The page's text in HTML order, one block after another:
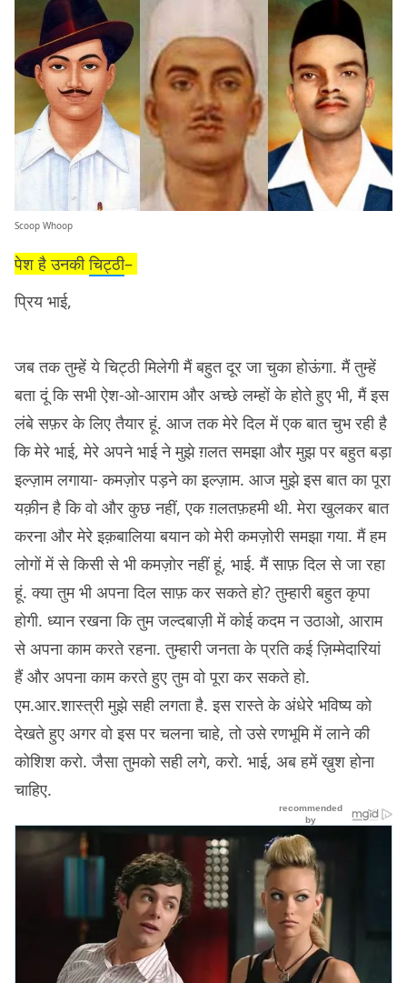
Scoop Whoop
पेश है उनकीचिट्ठी–
प्रिय भाई,
जब तक तुम्हें ये चिट्ठी मिलेगी मैं बहुत दूर जा चुका होऊंगा. मैं तुम्हें
बता दूं कि सभी ऐश-ओ-आराम और अच्छे लम्हों के होते हुए भी, मैं इस
लंबे सफ़र के लिए तैयार हूं. आज तक मेरे दिल में एक बात चुभ रही है
कि मेरे भाई, मेरे अपने भाई ने मुझे ग़लत समझा और मुझ पर बहुत बड़ा
इल्ज़ाम लगाया- कमज़ोर पड़ने का इल्ज़ाम. आज मुझे इस बात का पूरा
यक़ीन है कि वो और कुछ नहीं, एक ग़लतफ़हमी थी. मेरा खुलकर बात
करना और मेरे इक़बालिया बयान को मेरी कमज़ोरी समझा गया. मैं हम
लोगों में से किसी से भी कमज़ोर नहीं हूं, भाई. मैं साफ़ दिल से जा रहा
हूं. क्या तुम भी अपना दिल साफ़ कर सकते हो? तुम्हारी बहुत कृपा
होगी. ध्यान रखना कि तुम जल्दबाज़ी में कोई कदम न उठाओ, आराम
से अपना काम करते रहना. तुम्हारी जनता के प्रति कई ज़िम्मेदारियां
हैं और अपना काम करते हुए तुम वो पूरा कर सकते हो.
एम.आर.शास्त्री मुझे सही लगता है. इस रास्ते के अंधेरे भविष्य को
देखते हुए अगर वो इस पर चलना चाहे, तो उसे रणभूमि में लाने की
कोशिश करो. जैसा तुमको सही लगे, करो. भाई, अब हमें ख़ुश होना
चाहिए.